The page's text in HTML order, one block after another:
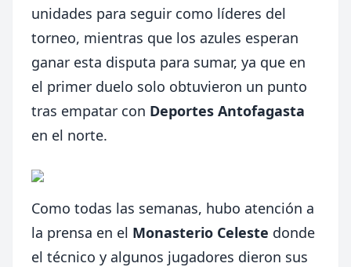
unidades para seguir como líderes del
torneo, mientras que los azules esperan
ganar esta disputa para sumar, ya que en
el primer duelo solo obtuvieron un punto
tras empatar con Deportes Antofagasta
en el norte.
Como todas las semanas, hubo atención a
la prensa en el Monasterio Celeste donde
el técnico y algunos jugadores dieron sus